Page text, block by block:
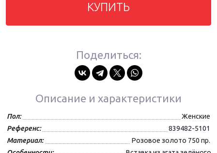
КУПИТЬ
Поделиться:
Описание и характеристики
Пол:
Женские
Референс:
839482-5101
Материал:
Розовое золото 750 пр.